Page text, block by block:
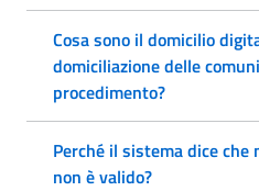
Cosa sono il domicilio
domiciliazione delle
procedimento?
Perché il sistema dice che
non è valido?